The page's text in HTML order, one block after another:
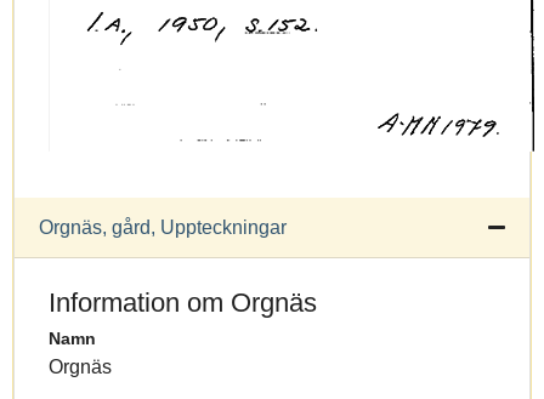
Orgnäs, gård, Uppteckningar
Information om Orgnäs
Namn
Orgnäs